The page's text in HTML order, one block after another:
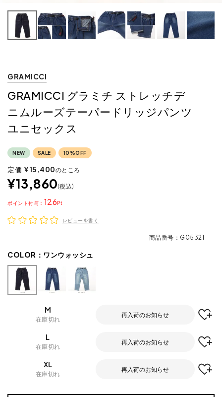
GRAMICCI
GRAMICCI グラミチ ストレッチデ
ニムルーズテーパードリッジパンツ
ユニセックス
NEW SALE 10%OFF
定価 ¥15,400のところ
¥13,860 税込
126
ポイント
レビューを書く
商品番号 G05321
COLOR： ワンウォッシュ
M
在庫切れ
再入荷のお知らせ
L
在庫切れ
再入荷のお知らせ
XL
在庫切れ
再入荷のお知らせ